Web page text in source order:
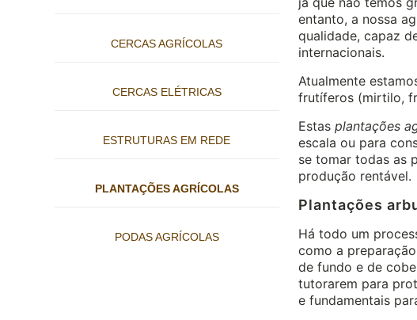
CERCAS AGRÍCOLAS
CERCAS ELÉTRICAS
ESTRUTURAS EM REDE
PLANTAÇÕES AGRÍCOLAS
PODAS AGRÍCOLAS
entanto, a nossa
qualidade, capaz
internacionais.
Atualmente
frutíferos (mirtilo,
Estas plantações
escala ou para
se tomar todas as
produção rentável.
Plantações
Há todo um
como a
de fundo e de
tutorarem para
e fundamentais